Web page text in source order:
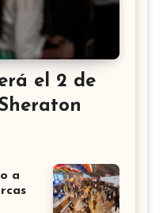
el 2 de
a